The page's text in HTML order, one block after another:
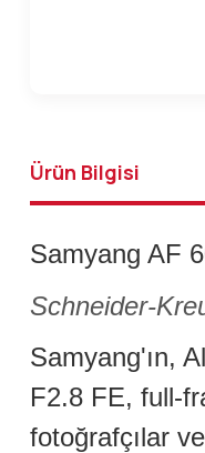
Ürün Bilgisi
Samyang AF
Schneider-
Samyang'ın,
F2.8 FE, full-
fotoğrafçılar